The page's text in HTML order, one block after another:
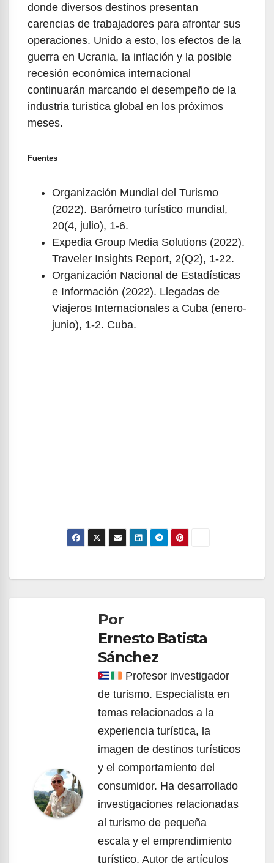
donde diversos destinos presentan
carencias de trabajadores para afrontar sus
operaciones. Unido a esto, los efectos de la
guerra en Ucrania, la inflación y la posible
recesión económica internacional
continuarán marcando el desempeño de la
industria turística global en los próximos
meses.
Fuentes
Organización Mundial del Turismo
(2022). Barómetro turístico mundial,
20(4, julio), 1-6.
Expedia Group Media Solutions (2022).
Traveler Insights Report, 2(Q2), 1-22.
Organización Nacional de Estadísticas
e Información (2022). Llegadas de
Viajeros Internacionales a Cuba (enero-
junio), 1-2. Cuba.
Navegación
entradasPor
Ernesto Batista
Sánchez
Profesor investigador
de turismo. Especialista en
temas relacionados a la
experiencia turística, la
imagen de destinos turísticos
y el comportamiento del
consumidor. Ha desarrollado
investigaciones relacionadas
al turismo de pequeña
escala y el emprendimiento
turístico. Autor de artículos